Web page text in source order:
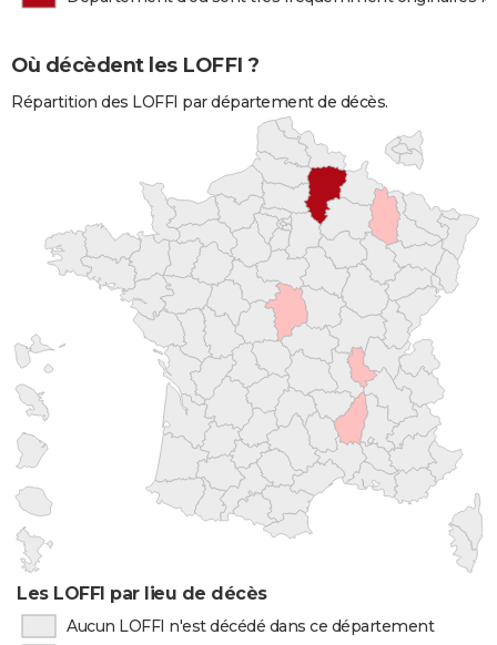
Où décèdent les LOFFI ?
Répartition des LOFFI par département de décès.
Les LOFFI par lieu de décès
Aucun LOFFI n'est décédé dans ce département